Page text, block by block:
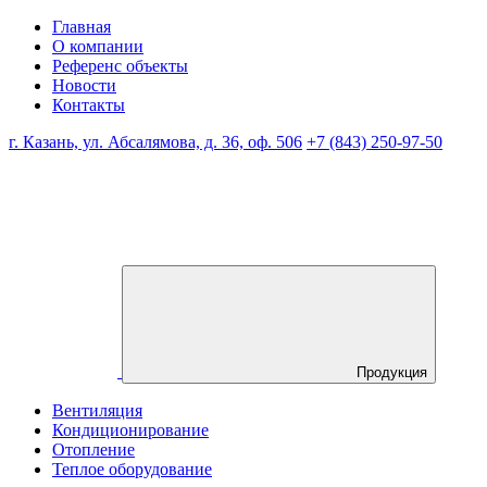
Главная
О компании
Референс объекты
Новости
Контакты
г. Казань, ул. Абсалямова, д. 36, оф. 506 +7 (843) 250-97-50
Продукция
Вентиляция
Кондиционирование
Отопление
Теплое оборудование